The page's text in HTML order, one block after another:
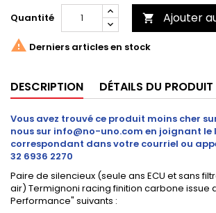
Quantité
 Ajouter
 Derniers articles en stock
DESCRIPTION DÉTAILS DU PRODUIT
Vous avez trouvé ce produit moins cher
nous sur info@no-uno.com en joignant le
correspondant dans votre courriel ou
32 6936 2270
Paire de silencieux (seule ans ECU et sans
air) Termignoni racing finition carbone issue
Performance" suivants :